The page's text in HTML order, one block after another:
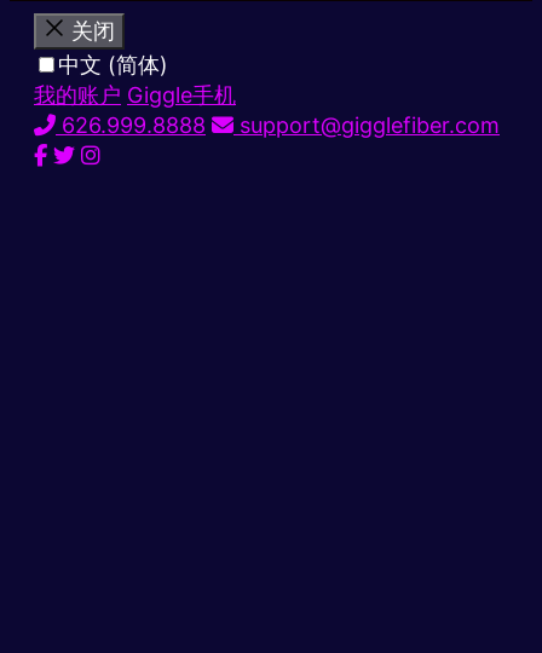
关闭
中文 (简体)
我的账户 Giggle手机
626.999.8888
support@gigglefiber.com